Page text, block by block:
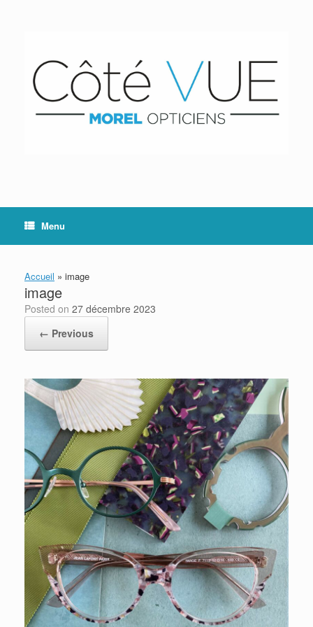
Menu
Accueil » image
image
Posted on 27 décembre 2023
← Previous